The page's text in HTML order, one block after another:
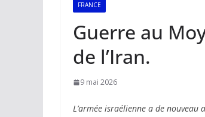
FRANCE
Guerre au
de l’Iran.
9 mai 2026
L’armée israélienne a de